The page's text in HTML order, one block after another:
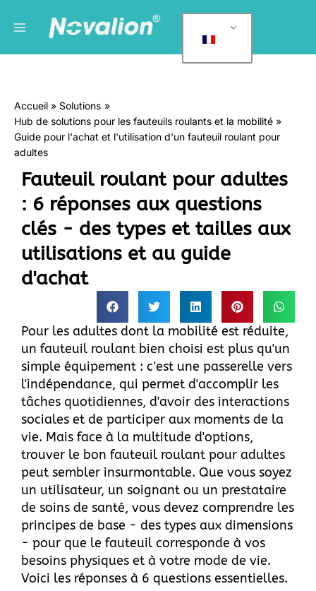
principal
a
o
r
Accueil
Solutions
Hub de solutions pour les fauteuils roulants et la mobilité
Guide pour l'achat et l'utilisation d'un fauteuil roulant pour
adultes
Fauteuil roulant pour adultes
: 6 réponses aux questions
clés - des types et tailles aux
utilisations et au guide
d'achat
Pour les adultes dont la mobilité est réduite,
un fauteuil roulant bien choisi est plus qu'un
simple équipement : c'est une passerelle vers
l'indépendance, qui permet d'accomplir les
tâches quotidiennes, d'avoir des interactions
sociales et de participer aux moments de la
vie. Mais face à la multitude d'options,
trouver le bon fauteuil roulant pour adultes
peut sembler insurmontable. Que vous soyez
un utilisateur, un soignant ou un prestataire
de soins de santé, vous devez comprendre les
principes de base - des types aux dimensions
- pour que le fauteuil corresponde à vos
besoins physiques et à votre mode de vie.
Voici les réponses à 6 questions essentielles.